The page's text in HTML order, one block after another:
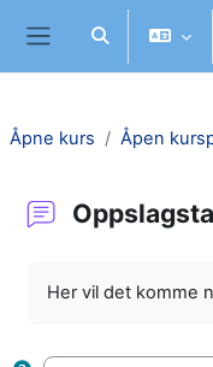
Gå til hovudinnhaldet
Sidepanel
Veksle
Åpne kurs Åpen
Her vil det komme